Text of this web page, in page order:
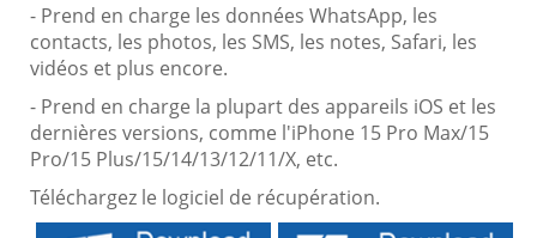
- Prend en charge les données WhatsApp, les
contacts, les photos, les SMS, les notes, Safari, les
vidéos et plus encore.
- Prend en charge la plupart des appareils iOS et les
dernières versions, comme l'iPhone 15 Pro Max/15
Pro/15 Plus/15/14/13/12/11/X, etc.
Téléchargez le logiciel de récupération.